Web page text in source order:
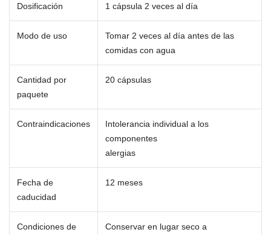
Dosificación 1 cápsula 2 veces al día
Modo de uso
Tomar 2 veces al día antes de las
comidas con agua
Cantidad por
paquete
20 cápsulas
Contraindicaciones
Intolerancia individual a los
componentes
alergias
Fecha de
caducidad
12 meses
Condiciones de
Conservar en lugar seco a